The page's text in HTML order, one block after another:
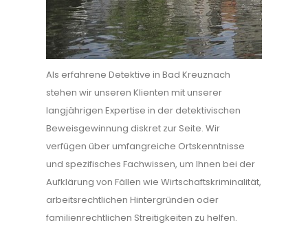
Als erfahrene Detektive in Bad Kreuznach
stehen wir unseren Klienten mit unserer
langjährigen Expertise in der detektivischen
Beweisgewinnung diskret zur Seite. Wir
verfügen über umfangreiche Ortskenntnisse
und spezifisches Fachwissen, um Ihnen bei der
Aufklärung von Fällen wie Wirtschaftskriminalität,
arbeitsrechtlichen Hintergründen oder
familienrechtlichen Streitigkeiten zu helfen.